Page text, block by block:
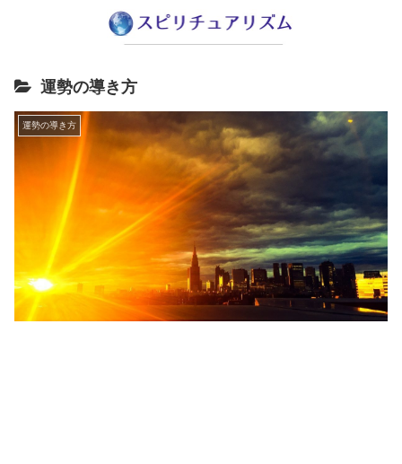
運勢の導き方
運勢の導き方